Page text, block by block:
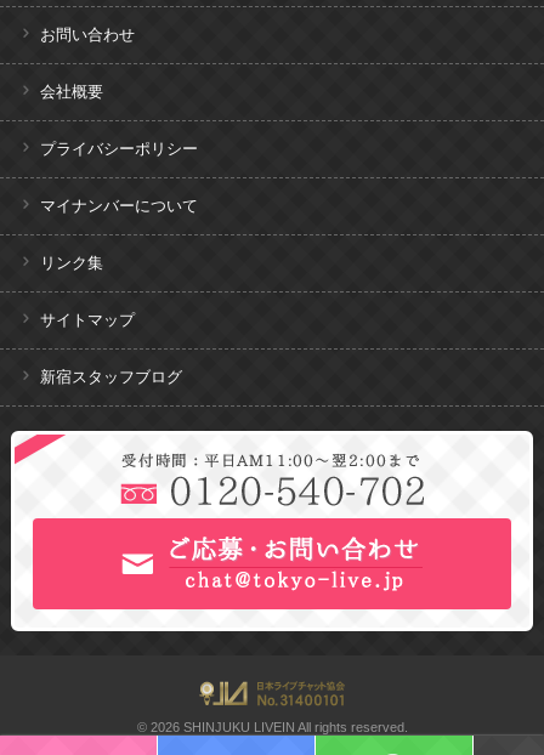
お問い合わせ
会社概要
プライバシーポリシー
マイナンバーについて
リンク集
サイトマップ
新宿スタッフブログ
© 2026 SHINJUKU LIVEIN All rights reserved.